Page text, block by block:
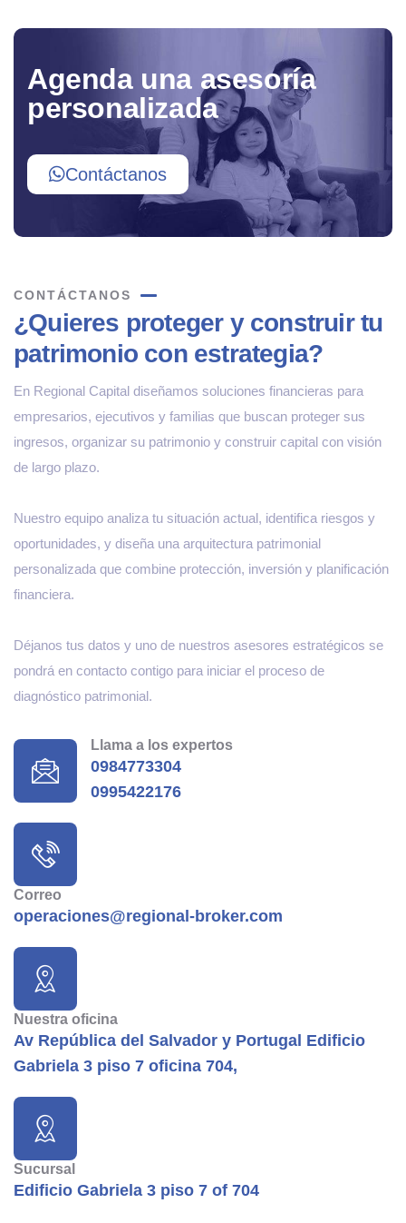
Agenda una asesoría
personalizada
Contáctanos
CONTÁCTANOS
¿Quieres proteger y construir tu
patrimonio con estrategia?
En Regional Capital diseñamos soluciones financieras para
empresarios, ejecutivos y familias que buscan proteger sus
ingresos, organizar su patrimonio y construir capital con visión
de largo plazo.
Nuestro equipo analiza tu situación actual, identifica riesgos y
oportunidades, y diseña una arquitectura patrimonial
personalizada que combine protección, inversión y planificación
financiera.
Déjanos tus datos y uno de nuestros asesores estratégicos se
pondrá en contacto contigo para iniciar el proceso de
diagnóstico patrimonial.
Llama a los expertos
0984773304
0995422176
Correo
operaciones@regional-broker.com
Nuestra oficina
Av República del Salvador y Portugal Edificio
Gabriela 3 piso 7 oficina 704,
Sucursal
Edificio Gabriela 3 piso 7 of 704